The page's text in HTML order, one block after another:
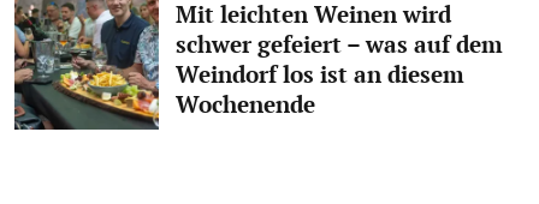
Mit leichten Weinen wird
schwer gefeiert – was auf dem
Weindorf los ist an diesem
Wochenende